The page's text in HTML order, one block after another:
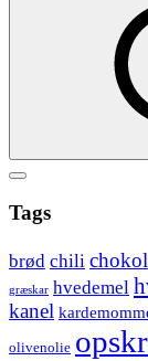
Show
sidebar
Header
Wrapper
Tags
brød chili
græskar hvedemel
kanel
olivenolie